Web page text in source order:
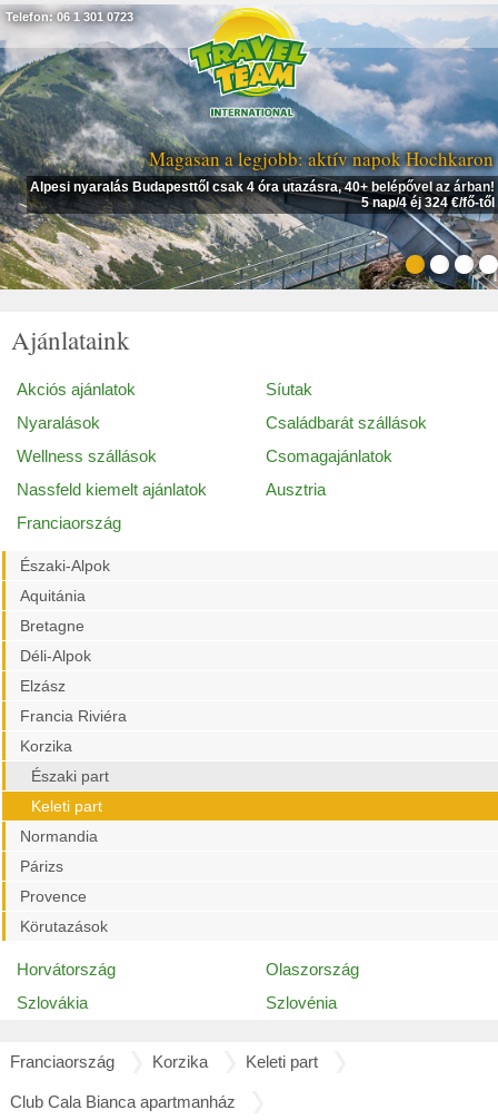
Magasan a legjobb: aktív napok Hochkaron
Alpesi nyaralás Budapesttől csak 4 óra utazásra, 40+ belépővel az árban!
5 nap/4 éj 324 €/fő-től
Telefon: 06 1 301 0723
Ajánlataink
Akciós ajánlatok
Síutak
Nyaralások
Családbarát szállások
Wellness szállások
Csomagajánlatok
Nassfeld kiemelt ajánlatok
Ausztria
Franciaország
Északi-Alpok
Aquitánia
Bretagne
Déli-Alpok
Elzász
Francia Riviéra
Korzika
Északi part
Keleti part
Normandia
Párizs
Provence
Körutazások
Horvátország
Olaszország
Szlovákia
Szlovénia
Franciaország Korzika Keleti part
Club Cala Bianca apartmanház